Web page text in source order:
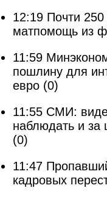
12:19 Почти
матпомощь из
11:59
пошлину для
евро (0)
11:55 СМИ:
наблюдать и за
(0)
11:47
кадровых